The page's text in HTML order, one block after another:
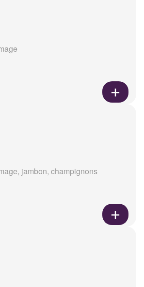
jambon, champignons